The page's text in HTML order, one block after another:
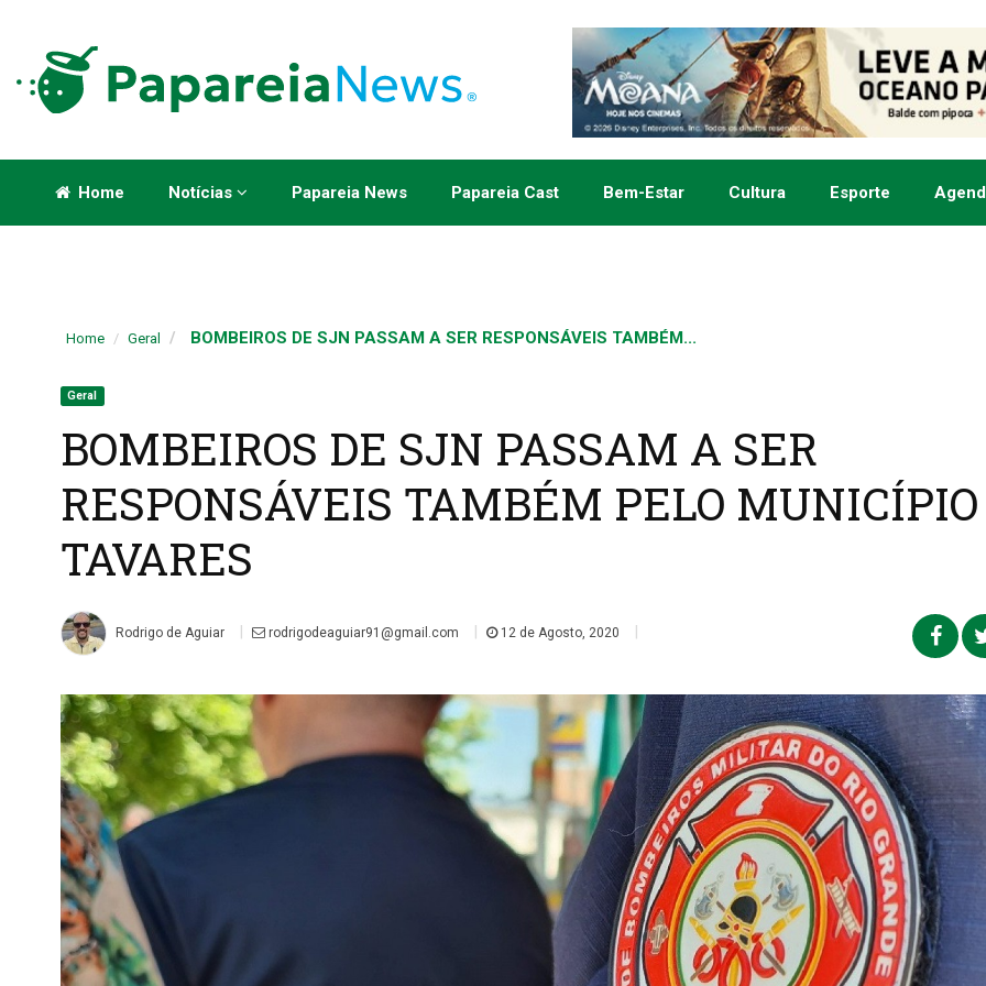
Home Notícias Papareia News Papareia Cast Bem-Estar Cultura Esporte
Home Geral BOMBEIROS DE SJN PASSAM A SER RESPONSÁVEIS TAMBÉM...
Geral
BOMBEIROS DE SJN PASSAM A SER
RESPONSÁVEIS TAMBÉM PELO
TAVARES
Rodrigo de Aguiar | rodrigodeaguiar91@gmail.com | 12 de Agosto, 2020 |